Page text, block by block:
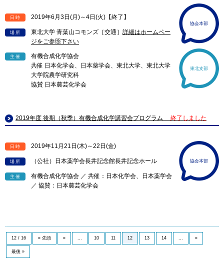
日時 2019年6月3日(月)～4日(火)【終了】
場所 東北大学 青葉山コモンズ［交通］ 詳細はホームペー
ジをご参照下さい
主催
有機合成化学協会
共催 日本化学会、日本薬学会、東北大学、東北大学
大学院農学研究科
協賛 日本農芸化学会
協会本部
東北支部
2019年度 後期（秋季）有機合成化学講習会プログラム 終了しました
日時 2019年11月21日(木)～22日(金)
場所 （公社）日本薬学会長井記念館長井記念ホール
主催
有機合成化学協会 ／ 共催：日本化学会、日本薬学会
／ 協賛：日本農芸化学会
協会本部
12 / 16 « 先頭 « 10 11 12 13 14 »
最後 »